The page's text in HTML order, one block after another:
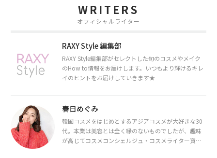
WRITERS
オフィシャルライター
RAXY Style 編集部
RAXY Style編集部がセレクトした旬のコスメやメイク
のHow to情報をお届けします。いつもより輝けるキレ
イのヒントをお届けしていきます★
春日めぐみ
韓国コスメをはじめとするアジアコスメが大好きな30
代。本業は美容とは全く縁のないものでしたが、趣味
が高じてコスメコンシェルジュ・コスメライター資格